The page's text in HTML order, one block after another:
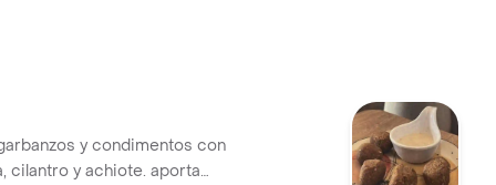
y condimentos con
cilantro y achiote. aporta